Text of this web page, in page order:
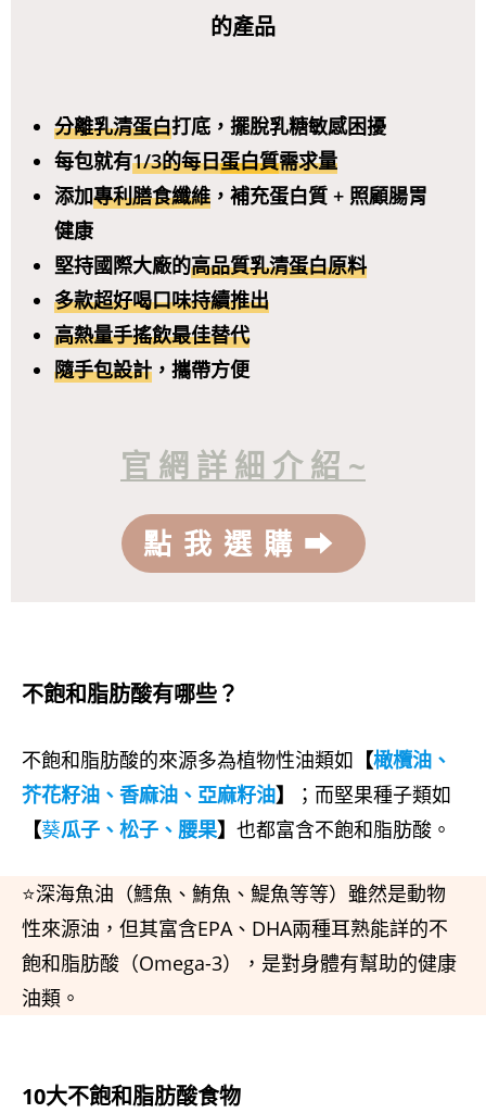
的產品
分離乳清蛋白打底，擺脫乳糖敏感困擾
每包就有1/3的每日蛋白質需求量
添加專利膳食纖維 ，補充蛋白質 + 照顧腸胃
健康
堅持國際大廠的高品質乳清蛋白原料
多款超好喝口味持續推出
高熱量手搖飲最佳替代
隨手包設計 ，攜帶方便
官 網 詳 細 介 紹 ~
點我選購⮕
不飽和脂肪酸有哪些？
不飽和脂肪酸的來源多為植物性油類如 【橄欖油、
芥花籽油 、香麻油、亞麻籽油】
；而堅果種子類如
【葵瓜子、松子、腰果】 也都富含不飽和脂肪酸。
⭐深海魚油（鱈魚、鮪魚、鯷魚等等）雖然是動物
性來源油，但其富含EPA、DHA兩種耳熟能詳的不
飽和脂肪酸（Omega-3），是對身體有幫助的健康
油類。
10大不飽和脂肪酸食物